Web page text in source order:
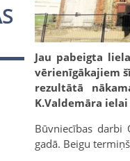
Jau pabeigta
vērienīgākajiem
rezultātā
K.Valdemāra
Būvniecības darbi
gadā. Beigu